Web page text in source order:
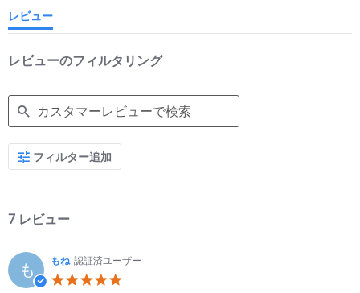
レビュー
レビューのフィルタリング
Search
Reviewsフィルター追加
7 レビュー
も もね 認証済ユーザー